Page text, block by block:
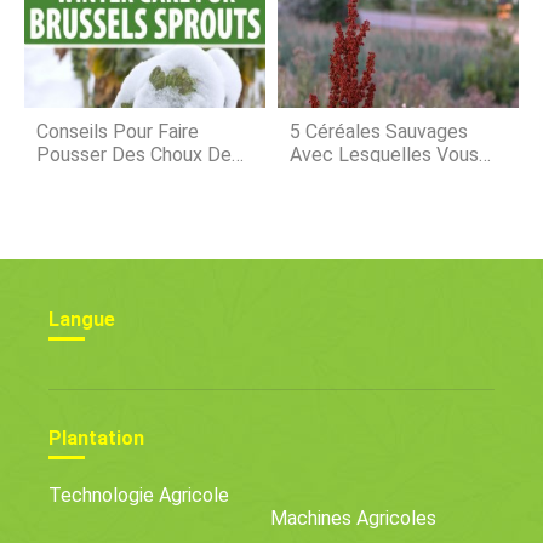
Est
Conseils Pour Faire
Pousser Des Choux De
5 Céréales Sauvages
Avec Lesquelles Vous
Langue
Plantation
Technologie Agricole
Machines Agricoles